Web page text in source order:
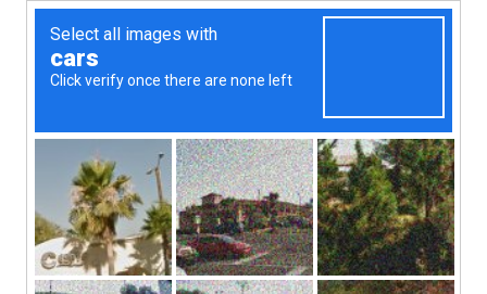
2bikers: travel diary
Таиланд — Long Live the
King